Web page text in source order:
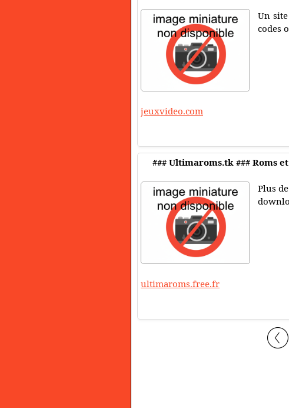
Un
codes
jeuxvideo.com
### Ultimaroms.tk ### Roms
Plus
ultimaroms.free.fr